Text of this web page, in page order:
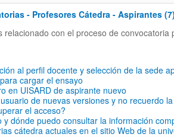
- Profesores Cátedra - Aspirantes
relacionado con el proceso de convocatoria
al perfil docente y selección de la sede
cargar el ensayo
en UISARD de aspirante nuevo
de nuevas versiones y no recuerdo
el acceso?
y dónde puedo consultar la información
cátedra actuales en el sitio Web de la